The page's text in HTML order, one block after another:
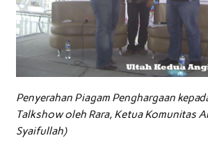
Penyerahan Piagam Penghargaan
Talkshow oleh Rara, Ketua Komunitas
Syaifullah)